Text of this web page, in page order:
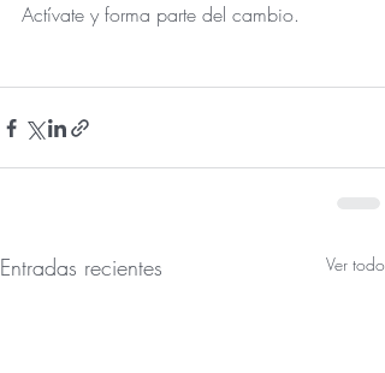
Actívate y forma parte del cambio.
Entradas recientes Ver todo